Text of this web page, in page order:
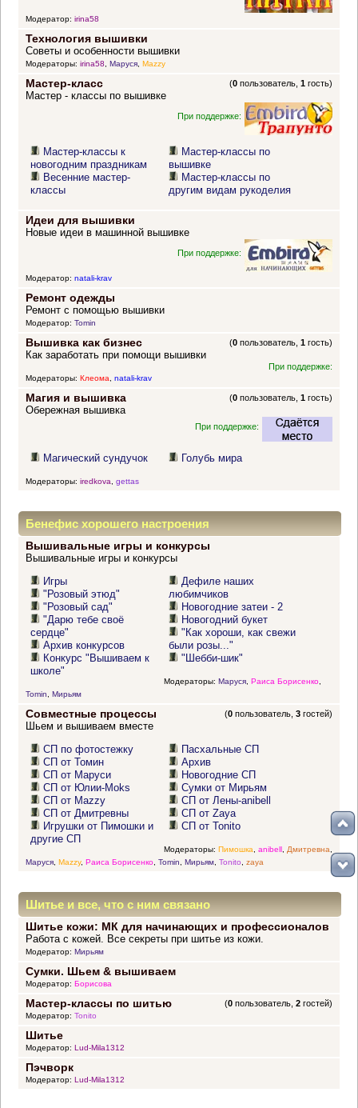
Модератор: irina58
Технология вышивки
Советы и особенности вышивки
Модераторы: irina58, Маруся, Mazzy
Мастер-класс (0 пользователь,1 гость)
Мастер - классы по вышивке
При поддержке:
Мастер-классы к
новогодним праздникам
Весенние мастер-
классы
Мастер-классы по
вышивке
Мастер-классы по
другим видам рукоделия
Идеи для вышивки
Новые идеи в машинной вышивке
При поддержке:
Модератор: natali-krav
Ремонт одежды
Ремонт с помощью вышивки
Модератор: Tomin
Вышивка как бизнес (0 пользователь,1 гость)
Как заработать при помощи вышивки
При поддержке:
Модераторы: Клеома, natali-krav
Магия и вышивка (0 пользователь,1 гость)
Обережная вышивка
При поддержке:
Магический сундучок Голубь мира
Модераторы: iredkova gettas
Бенефис хорошего настроения
Вышивальные игры и конкурсы
Вышивальные игры и конкурсы
Игры
"Розовый этюд"
"Розовый сад"
"Дарю тебе своё
сердце"
Архив конкурсов
Конкурс "Вышиваем к
школе"
Дефиле наших
любимчиков
Новогодние затеи - 2
Новогодний букет
"Как хороши, как свежи
были розы..."
"Шебби-шик"
Модераторы: Маруся, Раиса Борисенко,
Tomin
Мирьям
Совместные процессы (0 пользователь,3 гостей)
Шьем и вышиваем вместе
СП по фотостежку
СП от Томин
СП от Маруси
СП от Юлии-Moks
СП от Mazzy
СП от Дмитревны
Игрушки от Пимошки и
другие СП
Пасхальные СП
Архив
Новогодние СП
Сумки от Мирьям
СП от Лены-anibell
СП от Zaya
СП от Tonito
Модераторы: Пимошка anibell, Дмитревна
Маруся, Mazzy, Раиса Борисенко, Tomin Мирьям, Tonito zaya
Шитье и все, что с ним связано
Шитье кожи: МК для начинающих и профессионалов
Работа с кожей. Все секреты при шитье из кожи.
Модератор: Мирьям
Сумки. Шьем & вышиваем
Модератор: Борисова
Мастер-классы по шитью (0 пользователь,2 гостей)
Модератор: Tonito
Шитье
Модератор: Lud-Mila1312
Пэчворк
Модератор: Lud-Mila1312